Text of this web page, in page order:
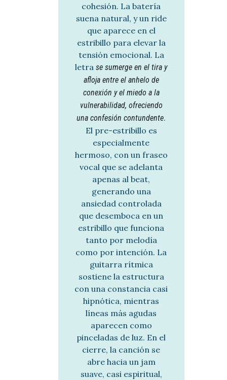
cohesión. La batería
suena natural, y un ride
que aparece en el
estribillo para elevar la
tensión emocional. La
letra se sumerge en el tira y
afloja entre el anhelo de
conexión y el miedo a la
vulnerabilidad, ofreciendo
una confesión contundente.
El pre-estribillo es
especialmente
hermoso, con un fraseo
vocal que se adelanta
apenas al beat,
generando una
ansiedad controlada
que desemboca en un
estribillo que funciona
tanto por melodía
como por intención. La
guitarra rítmica
sostiene la estructura
con una constancia casi
hipnótica, mientras
líneas más agudas
aparecen como
pinceladas de luz. En el
cierre, la canción se
abre hacia un jam
suave, casi espiritual,